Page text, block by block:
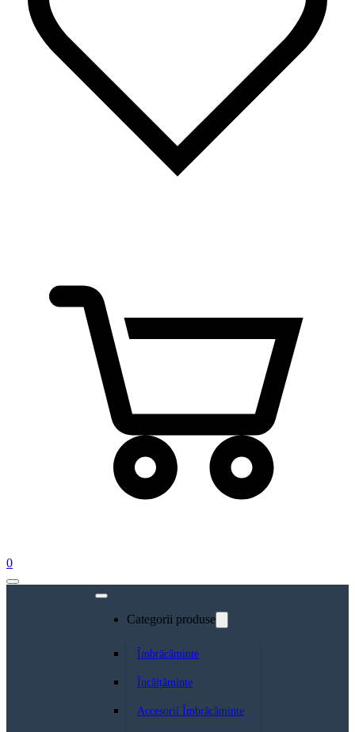
0
Categorii produse
Îmbrăcăminte
Încălțăminte
Accesorii Îmbrăcăminte